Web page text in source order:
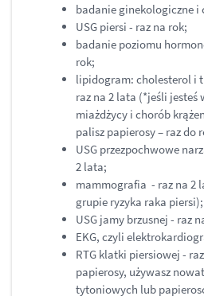
badanie ginekologiczne i
USG piersi - raz na rok;
badanie poziomu
rok;
lipidogram: cholesterol i
raz na 2 lata (*jeśli jesteś
miażdżycy i chorób
palisz papierosy – raz do
USG przezpochwowe
2 lata;
mammografia - raz na 2
grupie ryzyka raka piersi);
USG jamy brzusnej - raz
EKG, czyli
RTG klatki piersiowej -
papierosy, używasz
tytoniowych lub